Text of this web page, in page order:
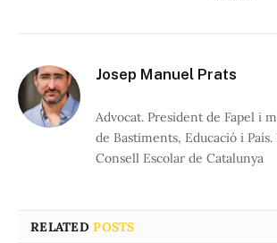
Josep Manuel Prats
Advocat. President de Fapel i
de Bastiments, Educació i
Consell Escolar de Catalunya
RELATEDPOSTS